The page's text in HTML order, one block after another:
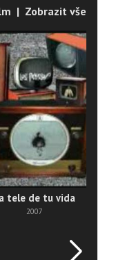
| Zobrazit vše
tele de tu vida
2007